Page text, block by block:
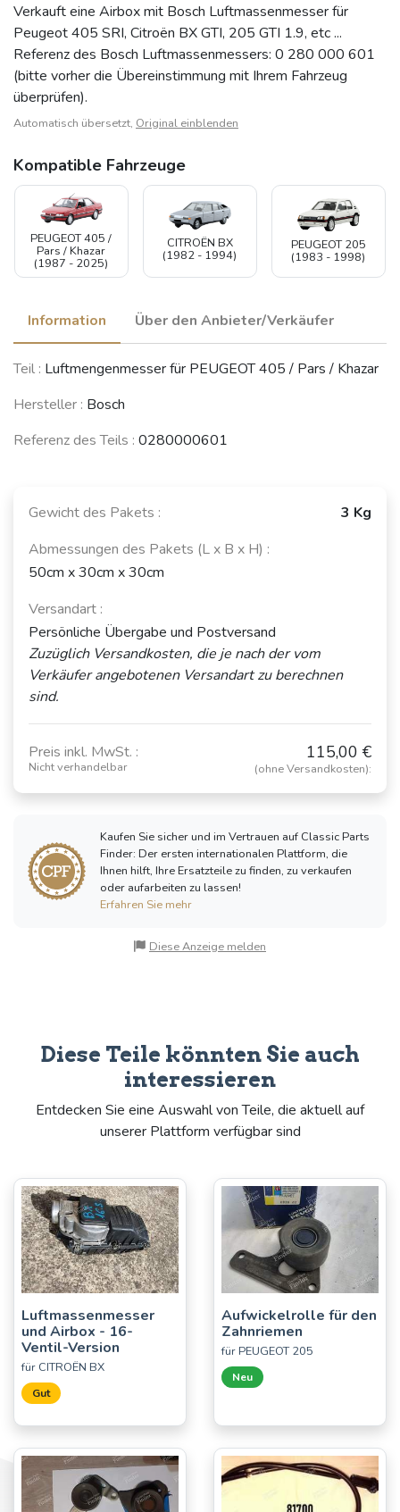
Verkauft eine Airbox mit Bosch Luftmassenmesser für
Peugeot 405 SRI, Citroën BX GTI, 205 GTI 1.9, etc ...
Referenz des Bosch Luftmassenmessers: 0 280 000 601
(bitte vorher die Übereinstimmung mit Ihrem Fahrzeug
überprüfen).
Automatisch übersetzt, Original einblenden
Kompatible Fahrzeuge
PEUGEOT 405 /
Pars / Khazar
(1987 - 2025)
CITROËN BX
(1982 - 1994)
PEUGEOT 205
(1983 - 1998)
Information Über den Anbieter/Verkäufer
Teil : Luftmengenmesser für PEUGEOT 405 / Pars / Khazar
Hersteller : Bosch
Referenz des Teils : 0280000601
Gewicht des Pakets :
3 Kg
Abmessungen des Pakets (L x B x H) :
50cm x 30cm x 30cm
Versandart :
Persönliche Übergabe und Postversand
Zuzüglich Versandkosten, die je nach der vom
Verkäufer angebotenen Versandart zu berechnen
sind.
Preis inkl. MwSt. :
Nicht verhandelbar
115,00 €
(ohne Versandkosten):
Kaufen Sie sicher und im Vertrauen auf Classic Parts
Finder: Der ersten internationalen Plattform, die
Ihnen hilft, Ihre Ersatzteile zu finden, zu verkaufen
oder aufarbeiten zu lassen!
Erfahren Sie mehr
Diese Anzeige melden
Diese Teile könnten Sie auch
interessieren
Entdecken Sie eine Auswahl von Teile, die aktuell auf
unserer Plattform verfügbar sind
Luftmassenmesser
und Airbox - 16-
Ventil-Version
für CITROËN BX
Gut
Aufwickelrolle für den
Zahnriemen
für PEUGEOT 205
Neu